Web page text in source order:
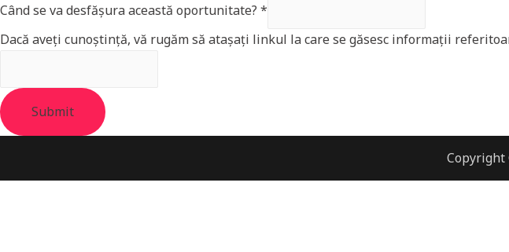
Când se va desfășura această oportunitate? *
Dacă aveți cunoștință, vă rugăm să atașați linkul la care se găsesc informații
Submit